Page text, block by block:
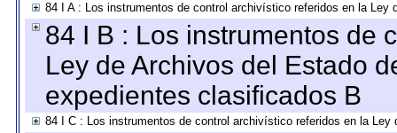
84 I A : Los instrumentos de control archivístico referidos en la
84 I B : Los instrumentos de
Ley de Archivos del Estado
expedientes clasificados B
84 I C : Los instrumentos de control archivístico referidos en la